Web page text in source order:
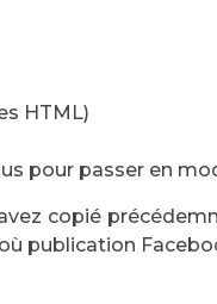
HTML)
pour passer en
copié
publication